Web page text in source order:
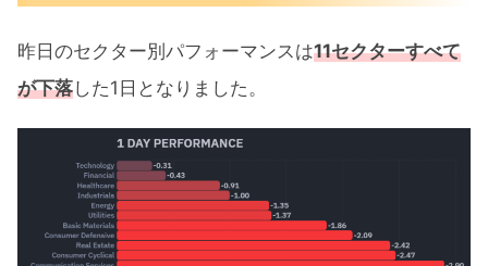
昨日のセクター別パフォーマンスは11セクターすべて
が下落した1日となりました。